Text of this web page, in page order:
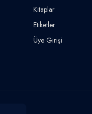
Kitaplar
Etiketler
Üye Girişi